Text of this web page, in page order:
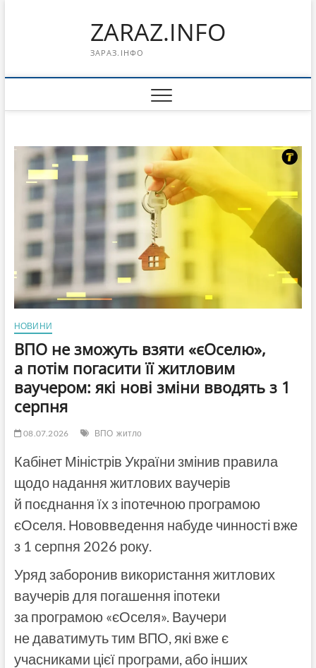
ZARAZ.INFO
ЗАРАЗ.ІНФО
НОВИНИ
ВПО не зможуть взяти «єОселю»,
а потім погасити її житловим
ваучером: які нові зміни вводять з 1
серпня
08.07.2026 ВПО житло
Кабінет Міністрів України змінив правила
щодо надання житлових ваучерів
й поєднання їх з іпотечною програмою
єОселя. Нововведення набуде чинності вже
з 1 серпня 2026 року.
Уряд заборонив використання житлових
ваучерів для погашення іпотеки
за програмою «єОселя». Ваучери
не даватимуть тим ВПО, які вже є
учасниками цієї програми, або інших